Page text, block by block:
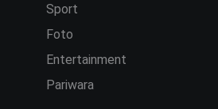
Sport
Foto
Entertainment
Pariwara